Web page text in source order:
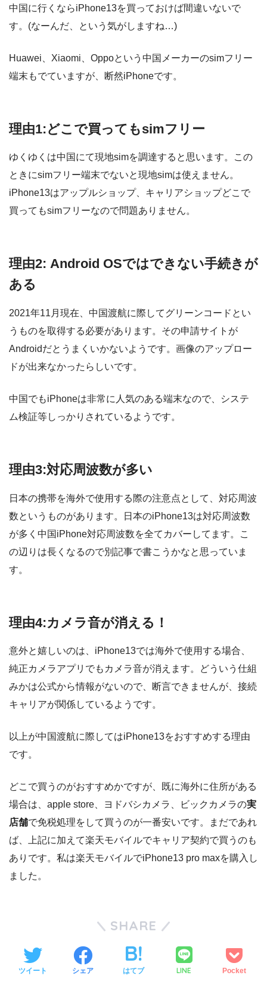
中国に行くならiPhone13を買っておけば間違いないで
す。(なーんだ、という気がしますね…)
Huawei、Xiaomi、Oppoという中国メーカーのsimフリー
端末もでていますが、断然iPhoneです。
理由1:どこで買ってもsimフリー
ゆくゆくは中国にて現地simを調達すると思います。この
ときにsimフリー端末でないと現地simは使えません。
iPhone13はアップルショップ、キャリアショップどこで
買ってもsimフリーなので問題ありません。
理由2: Android OSではできない手続きが
ある
2021年11月現在、中国渡航に際してグリーンコードとい
うものを取得する必要があります。その申請サイトが
Androidだとうまくいかないようです。画像のアップロー
ドが出来なかったらしいです。
中国でもiPhoneは非常に人気のある端末なので、システ
ム検証等しっかりされているようです。
理由3:対応周波数が多い
日本の携帯を海外で使用する際の注意点として、対応周波
数というものがあります。日本のiPhone13は対応周波数
が多く中国iPhone対応周波数を全てカバーしてます。こ
の辺りは長くなるので別記事で書こうかなと思っていま
す。
理由4:カメラ音が消える！
意外と嬉しいのは、iPhone13では海外で使用する場合、
純正カメラアプリでもカメラ音が消えます。どういう仕組
みかは公式から情報がないので、断言できませんが、接続
キャリアが関係しているようです。
以上が中国渡航に際してはiPhone13をおすすめする理由
です。
どこで買うのがおすすめかですが、既に海外に住所がある
場合は、apple store、ヨドバシカメラ、ビックカメラの実
店舗で免税処理をして買うのが一番安いです。まだであれ
ば、上記に加えて楽天モバイルでキャリア契約で買うのも
ありです。私は楽天モバイルでiPhone13 pro maxを購入し
ました。
SHARE
ツイート シェア はてブ LINE Pocket